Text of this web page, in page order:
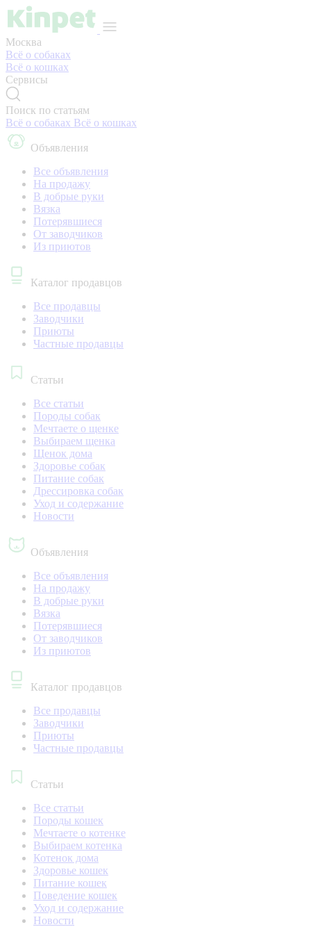
Москва
Всё о собаках
Всё о кошках
Сервисы
Поиск по статьям
Всё о собаках Всё о кошках
Объявления
Все объявления
На продажу
В добрые руки
Вязка
Потерявшиеся
От заводчиков
Из приютов
Каталог продавцов
Все продавцы
Заводчики
Приюты
Частные продавцы
Статьи
Все статьи
Породы собак
Мечтаете о щенке
Выбираем щенка
Щенок дома
Здоровье собак
Питание собак
Дрессировка собак
Уход и содержание
Новости
Объявления
Все объявления
На продажу
В добрые руки
Вязка
Потерявшиеся
От заводчиков
Из приютов
Каталог продавцов
Все продавцы
Заводчики
Приюты
Частные продавцы
Статьи
Все статьи
Породы кошек
Мечтаете о котенке
Выбираем котенка
Котенок дома
Здоровье кошек
Питание кошек
Поведение кошек
Уход и содержание
Новости